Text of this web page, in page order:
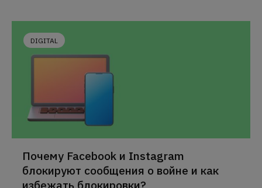
DIGITAL
Почему Facebook и Instagram
блокируют сообщения о войне и как
избежать блокировки?